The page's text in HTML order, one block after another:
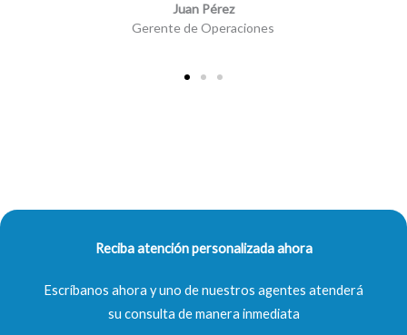
Juan Pérez
Gerente de Operaciones
Reciba atención personalizada ahora
Escríbanos ahora y uno de nuestros agentes atenderá
su consulta de manera inmediata